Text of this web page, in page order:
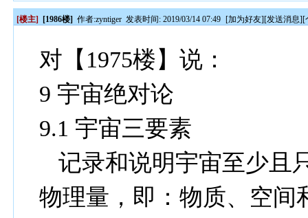
[楼主] [1986楼] 作者:zyntiger 发表时间: 2019/03/14 07:49 [加为好友][发送消息][
对【1975楼】说：
9 宇宙绝对论
9.1 宇宙三要素
记录和说明宇宙至少且
物理量，即：物质、空间